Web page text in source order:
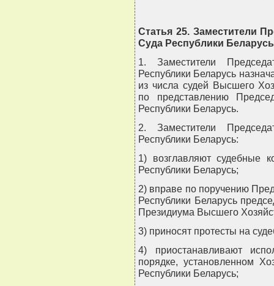
Статья 25. Заместители
Суда Республики Беларусь
1. Заместители
Республики Беларусь
из числа судей Высшего
по представлению
Республики Беларусь.
2. Заместители
Республики Беларусь:
1) возглавляют судебные
Республики Беларусь;
2) вправе по поручению
Республики Беларусь
Президиума Высшего
3) приносят протесты на
4) приостанавливают
порядке, установленном
Республики Беларусь;